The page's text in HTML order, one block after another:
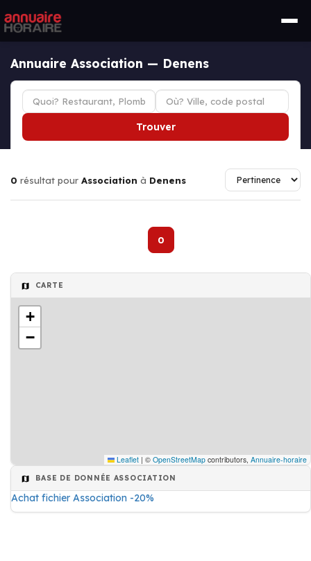
Annuaire Association — Denens
Trouver
0 résultat pour Association à Denens
0
CARTE
+
−
Leaflet | © OpenStreetMap contributors, Annuaire-horaire
BASE DE DONNÉE ASSOCIATION
Achat fichier Association -20%